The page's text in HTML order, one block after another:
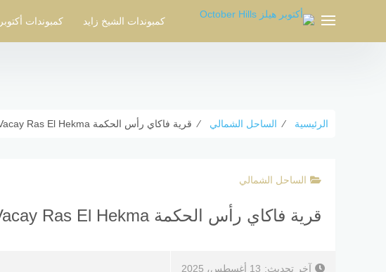
كمبوندات الشيخ زايد كمبوندات أكتوبر
الرئيسية ⁄ الساحل الشمالي ⁄ قرية فاكاي رأس الحكمة Vacay Ras El Hekma شركة Ebhar
الساحل الشمالي
قرية فاكاي رأس الحكمة Vacay Ras El Hekma شركة Ebhar
آخر تحديث: 13 أغسطس، 2025